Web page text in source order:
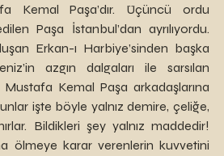
Kemal Paşa’dır. Üçüncü ordu
Paşa İstanbul’dan ayrılıyordu.
Erkan-ı Harbiye’sinden başka
azgın dalgaları ile sarsılan
Kemal Paşa arkadaşlarına
işte böyle yalnız demire, çeliğe,
Bildikleri şey yalnız maddedir!
ölmeye karar verenlerin kuvvetini